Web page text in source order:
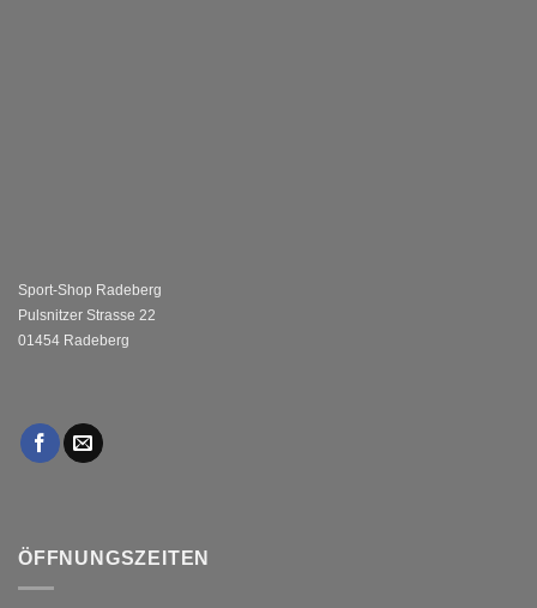
Sport-Shop Radeberg
Pulsnitzer Strasse 22
01454 Radeberg
ÖFFNUNGSZEITEN